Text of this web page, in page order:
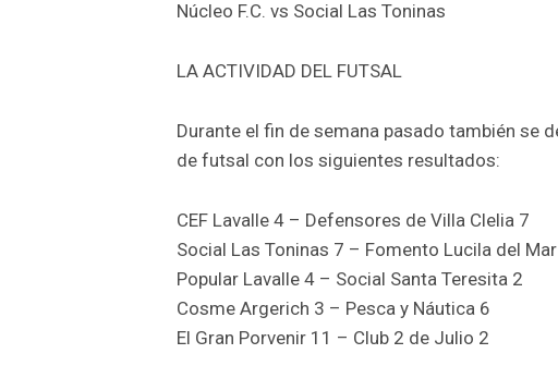
Núcleo F.C. vs Social Las Toninas
LA ACTIVIDAD DEL FUTSAL
Durante el fin de semana pasado también se
de futsal con los siguientes resultados:
CEF Lavalle 4 – Defensores de Villa Clelia 7
Social Las Toninas 7 – Fomento Lucila del
Popular Lavalle 4 – Social Santa Teresita 2
Cosme Argerich 3 – Pesca y Náutica 6
El Gran Porvenir 11 – Club 2 de Julio 2